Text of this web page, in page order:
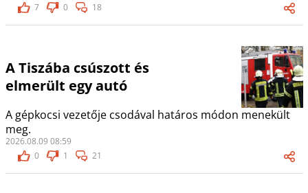
7
0 18
A Tiszába csúszott és
elmerült egy autó
A gépkocsi vezetője csodával határos módon menekült
meg.
2026.08.09 08:59
0
1 21